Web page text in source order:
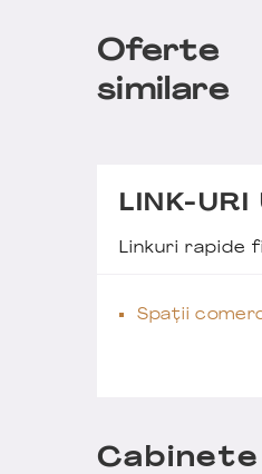
Oferte
similare
LINK-URI
Linkuri rapide
Spații